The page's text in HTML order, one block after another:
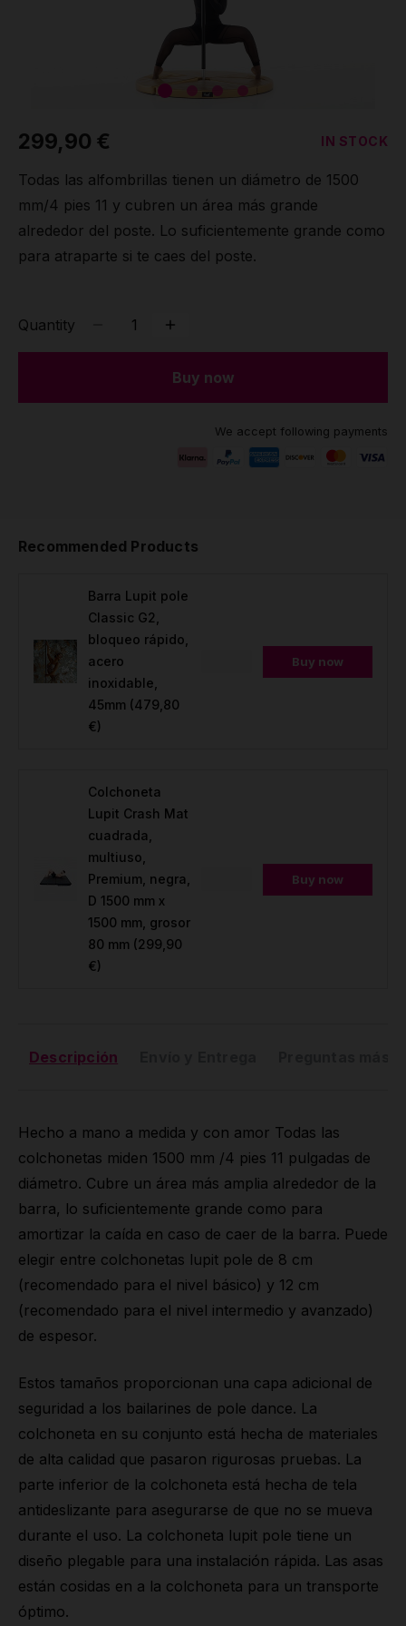
299,90 € IN STOCK
Todas las alfombrillas tienen un diámetro de 1500
mm/4 pies 11 y cubren un área más grande
alrededor del poste. Lo suficientemente grande como
para atraparte si te caes del poste.
Quantity
Buy now
We accept following payments
Recommended Products
Barra Lupit pole
Classic G2,
bloqueo rápido,
acero
inoxidable,
45mm (479,80
€)
Buy now
Colchoneta
Lupit Crash Mat
cuadrada,
multiuso,
Premium, negra,
D 1500 mm x
1500 mm, grosor
80 mm (299,90
€)
Buy now
Descripción
Hecho a mano a medida y con amor Todas las
colchonetas miden 1500 mm /4 pies 11 pulgadas de
diámetro. Cubre un área más amplia alrededor de la
barra, lo suficientemente grande como para
amortizar la caída en caso de caer de la barra. Puede
elegir entre colchonetas lupit pole de 8 cm
(recomendado para el nivel básico) y 12 cm
(recomendado para el nivel intermedio y avanzado)
de espesor.
Estos tamaños proporcionan una capa adicional de
seguridad a los bailarines de pole dance. La
colchoneta en su conjunto está hecha de materiales
de alta calidad que pasaron rigurosas pruebas. La
parte inferior de la colchoneta está hecha de tela
antideslizante para asegurarse de que no se mueva
durante el uso. La colchoneta lupit pole tiene un
diseño plegable para una instalación rápida. Las asas
están cosidas en a la colchoneta para un transporte
óptimo.